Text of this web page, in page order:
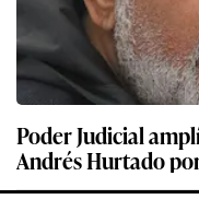
Poder Judicial
Andrés Hurtado